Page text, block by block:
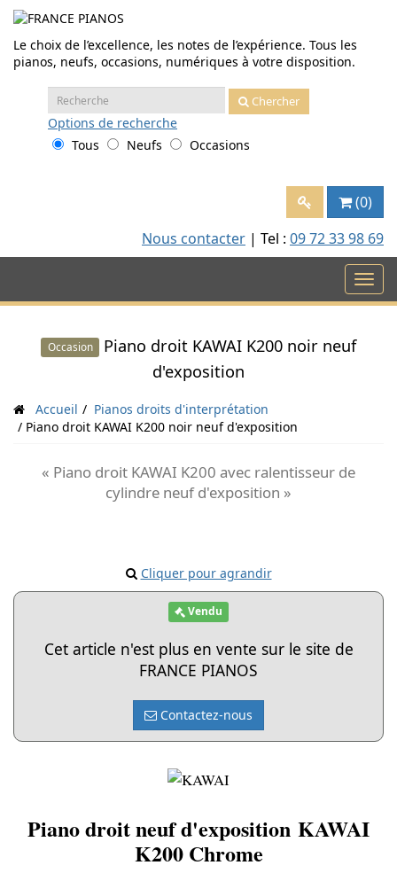
Aller
au
contenu
Le choix de l’excellence, les notes de l’expérience. Tous les
pianos, neufs, occasions, numériques à votre disposition.
Recherche
:
Chercher
Options de recherche
Tous
Neufs Occasions
(0)
Nous contacter | Tel : 09 72 33 98 69
Occasion Piano droit KAWAI K200 noir neuf
d'exposition
Accueil
Pianos droits d'interprétation
Piano droit KAWAI K200 noir neuf d'exposition
« Piano droit KAWAI K200 avec ralentisseur de
cylindre neuf d'exposition »
Cliquer pour agrandir
Vendu
Cet article n'est plus en vente sur le site de
FRANCE PIANOS
Contactez-nous
Piano droit neuf d'exposition KAWAI
K200 Chrome